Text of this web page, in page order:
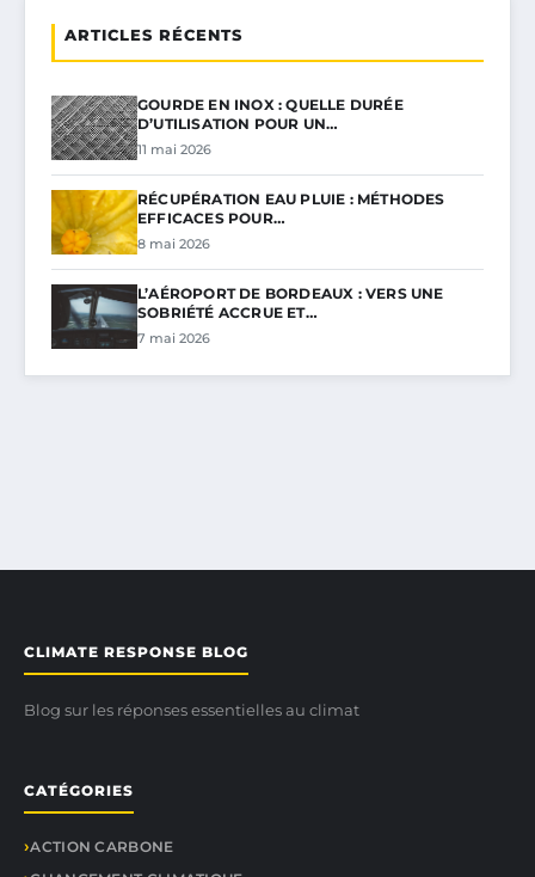
ARTICLES RÉCENTS
GOURDE EN INOX : QUELLE DURÉE
D’UTILISATION POUR UN…
11 mai 2026
RÉCUPÉRATION EAU PLUIE : MÉTHODES
EFFICACES POUR…
8 mai 2026
L’AÉROPORT DE BORDEAUX : VERS UNE
SOBRIÉTÉ ACCRUE ET…
7 mai 2026
CLIMATE RESPONSE BLOG
Blog sur les réponses essentielles au climat
CATÉGORIES
ACTION CARBONE